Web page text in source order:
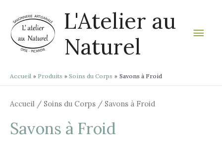
contenu
L'Atelier au
Naturel
Accueil Produits Soins du Corps Savons à Froid
Accueil / Soins du Corps / Savons à Froid
Savons à Froid